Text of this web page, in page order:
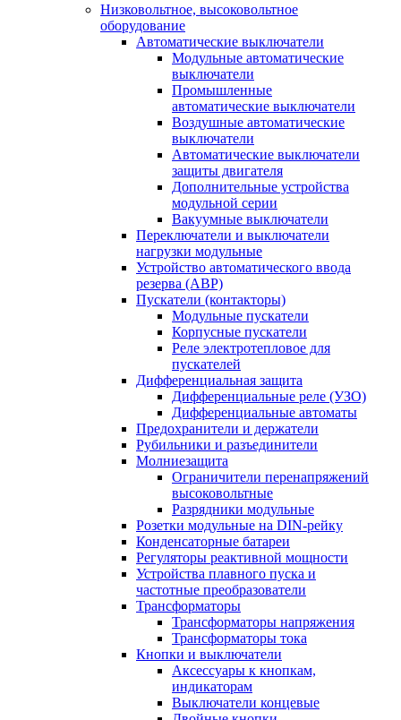
Низковольтное, высоковольтное
оборудование
Автоматические выключатели
Модульные автоматические
выключатели
Промышленные
автоматические выключатели
Воздушные автоматические
выключатели
Автоматические выключатели
защиты двигателя
Дополнительные устройства
модульной серии
Вакуумные выключатели
Переключатели и выключатели
нагрузки модульные
Устройство автоматического ввода
резерва (АВР)
Пускатели (контакторы)
Модульные пускатели
Корпусные пускатели
Реле электротепловое для
пускателей
Дифференциальная защита
Дифференциальные реле (УЗО)
Дифференциальные автоматы
Предохранители и держатели
Рубильники и разъединители
Молниезащита
Ограничители перенапряжений
высоковольтные
Разрядники модульные
Розетки модульные на DIN-рейку
Конденсаторные батареи
Регуляторы реактивной мощности
Устройства плавного пуска и
частотные преобразователи
Трансформаторы
Трансформаторы напряжения
Трансформаторы тока
Кнопки и выключатели
Аксессуары к кнопкам,
индикаторам
Выключатели концевые